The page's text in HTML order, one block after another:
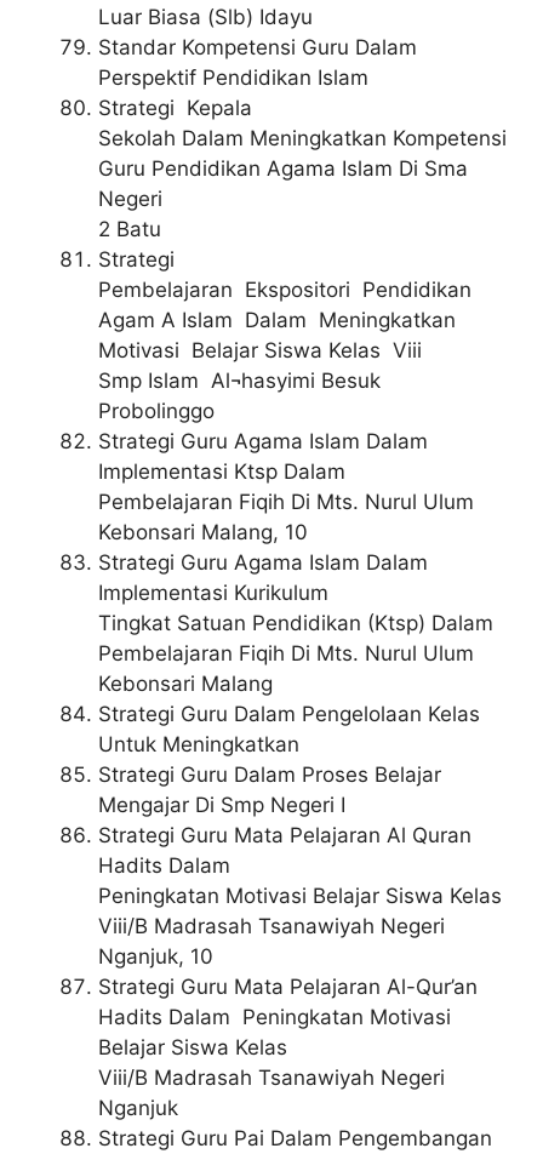
Luar Biasa (Slb) Idayu
Standar Kompetensi Guru Dalam
Perspektif Pendidikan Islam
Strategi Kepala
Sekolah Dalam Meningkatkan Kompetensi
Guru Pendidikan Agama Islam Di Sma
Negeri
2 Batu
Strategi
Pembelajaran Ekspositori Pendidikan
Agam A Islam Dalam Meningkatkan
Motivasi Belajar Siswa Kelas Viii
Smp Islam Al¬hasyimi Besuk
Probolinggo
Strategi Guru Agama Islam Dalam
Implementasi Ktsp Dalam
Pembelajaran Fiqih Di Mts. Nurul Ulum
Kebonsari Malang, 10
Strategi Guru Agama Islam Dalam
Implementasi Kurikulum
Tingkat Satuan Pendidikan (Ktsp) Dalam
Pembelajaran Fiqih Di Mts. Nurul Ulum
Kebonsari Malang
Strategi Guru Dalam Pengelolaan Kelas
Untuk Meningkatkan
Strategi Guru Dalam Proses Belajar
Mengajar Di Smp Negeri I
Strategi Guru Mata Pelajaran Al Quran
Hadits Dalam
Peningkatan Motivasi Belajar Siswa Kelas
Viii/B Madrasah Tsanawiyah Negeri
Nganjuk, 10
Strategi Guru Mata Pelajaran Al-Qur’an
Hadits Dalam Peningkatan Motivasi
Belajar Siswa Kelas
Viii/B Madrasah Tsanawiyah Negeri
Nganjuk
Strategi Guru Pai Dalam Pengembangan